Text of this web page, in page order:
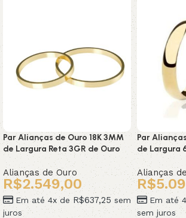
Par Alianças de Ouro 18K 3MM
de Largura Reta 3GR de Ouro
Alianças de Ouro
R$2.549,00
Em até 4x de R$637,25 sem
juros
Par
de Largura
Alianças
R$
Em até
sem juros